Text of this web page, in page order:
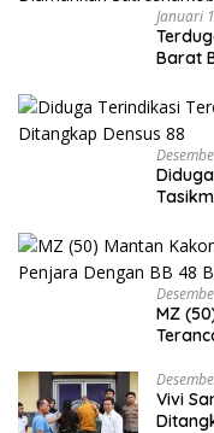
Januari
Barat
MZ
Vivi